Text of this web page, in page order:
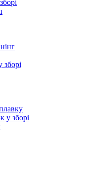
зборі
у зборі